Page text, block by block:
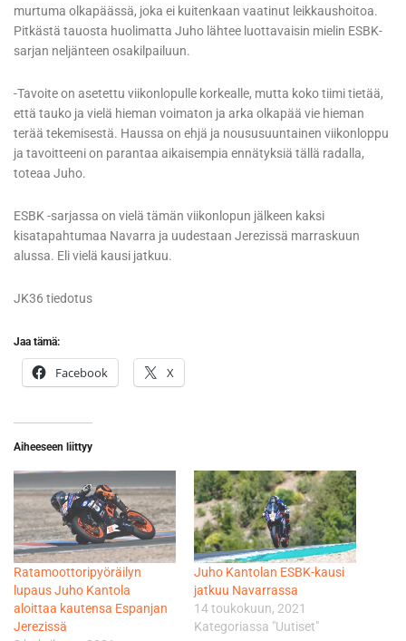
murtuma olkapäässä, joka ei kuitenkaan vaatinut leikkaushoitoa.
Pitkästä tauosta huolimatta Juho lähtee luottavaisin mielin ESBK-
sarjan neljänteen osakilpailuun.
-Tavoite on asetettu viikonlopulle korkealle, mutta koko tiimi tietää,
että tauko ja vielä hieman voimaton ja arka olkapää vie hieman
terää tekemisestä. Haussa on ehjä ja noususuuntainen viikonloppu
ja tavoitteeni on parantaa aikaisempia ennätyksiä tällä radalla,
toteaa Juho.
ESBK -sarjassa on vielä tämän viikonlopun jälkeen kaksi
kisatapahtumaa Navarra ja uudestaan Jerezissä marraskuun
alussa. Eli vielä kausi jatkuu.
JK36 tiedotus
Jaa tämä:
Facebook X
Aiheeseen liittyy
Ratamoottoripyöräilyn
lupaus Juho Kantola
aloittaa kautensa Espanjan
Jerezissä
Juho Kantolan ESBK-kausi
jatkuu Navarrassa
14 toukokuun, 2021
Kategoriassa "Uutiset"